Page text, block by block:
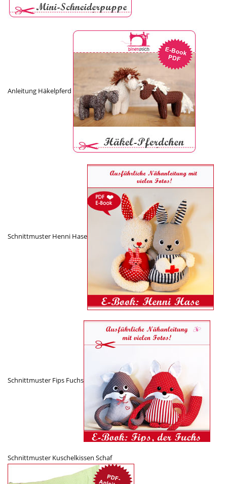
Anleitung Häkelpferd
Schnittmuster Henni Hase
Schnittmuster Fips Fuchs
Schnittmuster Kuschelkissen Schaf